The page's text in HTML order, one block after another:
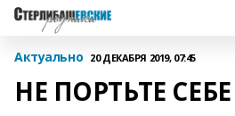
Актуально 20 ДЕКАБРЯ 2019, 07:45
HE ПОРТЬТЕ